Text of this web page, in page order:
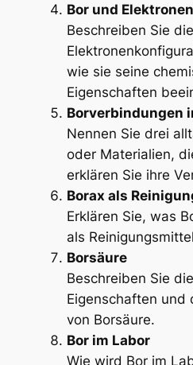
Bor und
Beschreiben Sie die
wie sie seine
Eigenschaften
Borverbindungen
Nennen Sie drei
oder Materialien,
erklären Sie ihre
Borax als
Erklären Sie, was
als
Borsäure
Beschreiben Sie
Eigenschaften und
von Borsäure.
Bor im Labor
Wie wird Bor im